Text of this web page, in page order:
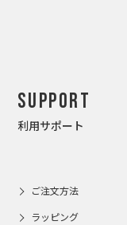
Support
利用サポート
ご注文方法
ラッピング